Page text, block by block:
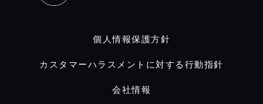
個人情報保護方針
カスタマーハラスメントに対する行動指針
会社情報